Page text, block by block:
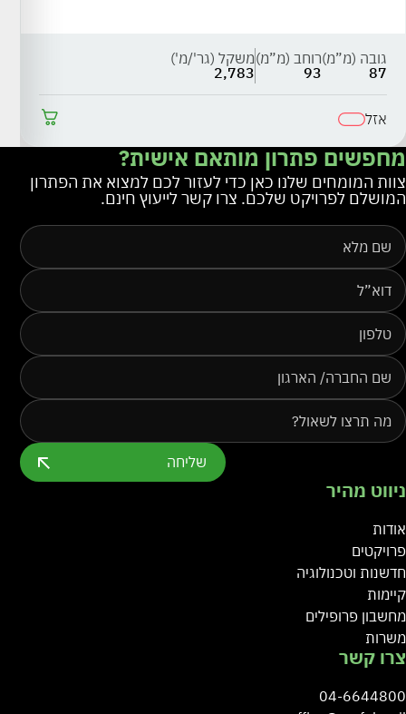
גובה (מ”מ)
87
רוחב (מ”מ)
93
משקל (גר'/מ')
2,783
אזל
מחפשים פתרון מותאם אישית?
צוות המומחים שלנו כאן כדי לעזור לכם למצוא את הפתרון
המושלם לפרויקט שלכם. צרו קשר לייעוץ חינם.
שליחה
צרו קשר
04-6644800
ניווט מהיר
אודות
פרויקטים
חדשנות וטכנולוגיה
קיימות
מחשבון פרופילים
משרות